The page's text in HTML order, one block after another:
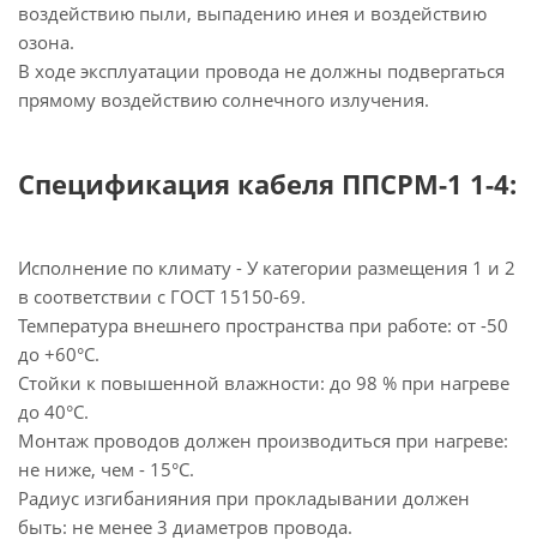
воздействию пыли, выпадению инея и воздействию
озона.
В ходе эксплуатации провода не должны подвергаться
прямому воздействию солнечного излучения.
Спецификация кабеля ППСРМ-1 1-4:
Исполнение по климату - У категории размещения 1 и 2
в соответствии с ГОСТ 15150-69.
Температура внешнего пространства при работе: от -50
до +60°С.
Стойки к повышенной влажности: до 98 % при нагреве
до 40°С.
Монтаж проводов должен производиться при нагреве:
не ниже, чем - 15°С.
Радиус изгибанияния при прокладывании должен
быть: не менее 3 диаметров провода.